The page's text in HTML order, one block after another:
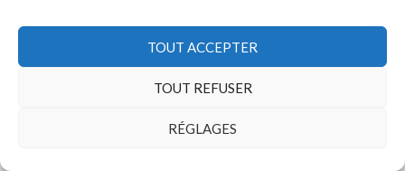
TOUT ACCEPTER
TOUT REFUSER
RÉGLAGES
Créativité augmentée :